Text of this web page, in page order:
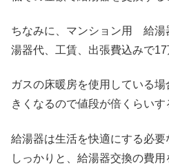
ちなみに、マンション用 給湯
湯器代、工賃、出張費込みで17
ガスの床暖房を使用している
きくなるので値段が倍くらいす
給湯器は生活を快適にする必要
しっかりと、給湯器交換の費用